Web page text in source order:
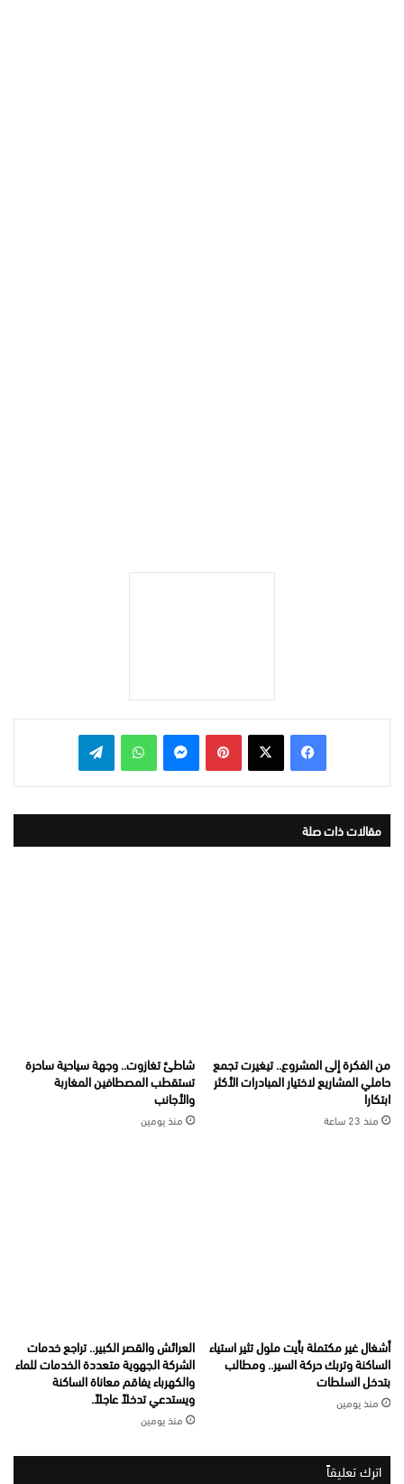
بينتيريست واتساب
مقالات ذات صلة
من الفكرة إلى المشروع.. تيغيرت تجمع
حاملي المشاريع لاختيار المبادرات الأكثر
ابتكارا
منذ 23 ساعة
شاطئ تغازوت.. وجهة سياحية ساحرة
تستقطب المصطافين المغاربة
والأجانب
منذ يومين
أشغال غير مكتملة بأيت ملول تثير استياء
الساكنة وتربك حركة السير.. ومطالب
بتدخل السلطات
منذ يومين
العرائش والقصر الكبير.. تراجع خدمات
الشركة الجهوية متعددة الخدمات للماء
والكهرباء يفاقم معاناة الساكنة
ويستدعي تدخلاً عاجلاً.
منذ يومين
اترك تعليقاً